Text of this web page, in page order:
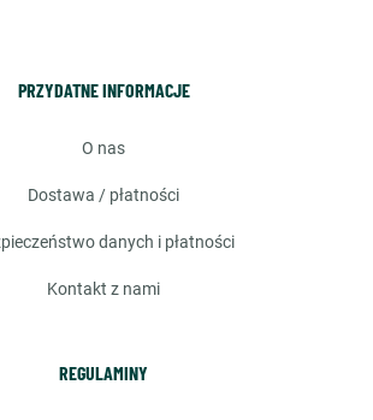
PRZYDATNE INFORMACJE
o nas
dostawa / płatności
danych i płatności
kontakt z nami
REGULAMINY